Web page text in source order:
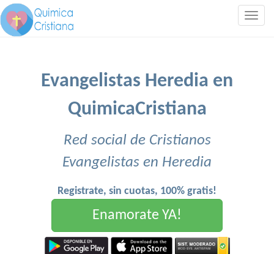
Evangelistas Heredia en
QuimicaCristiana
Red social de Cristianos
Evangelistas en Heredia
Registrate, sin cuotas, 100% gratis!
Enamorate YA!